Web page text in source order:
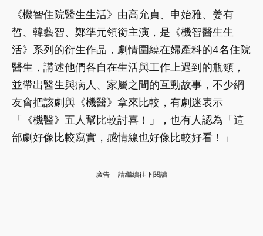
《機智住院醫生生活》由高允貞、申始雅、姜有
皙、韓藝智、鄭準元領銜主演，是《機智醫生生
活》系列的衍生作品，劇情圍繞在婦產科的4名住院
醫生，講述他們各自在生活與工作上遇到的瓶頸，
並帶出醫生與病人、家屬之間的互動故事，不少網
友會把該劇與《機醫》拿來比較，有劇迷表示
「《機醫》五人幫比較討喜！」，也有人認為「這
部劇好像比較寫實，感情線也好像比較好看！」
廣告 - 請繼續往下閱讀